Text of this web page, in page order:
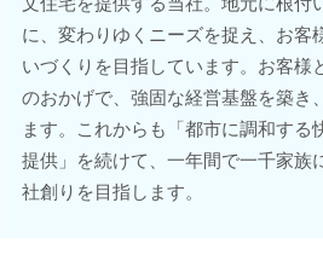
に、変わりゆくニーズを捉え、お客
いづくりを目指しています。お客様
のおかげで、強固な経営基盤を築き
ます。これからも「都市に調和する
提供」を続けて、一年間で一千家族
社創りを目指します。